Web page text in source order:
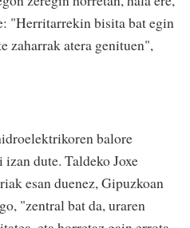
"Herritarrekin bisita bat egin
zaharrak atera genituen",
balore
dute. Taldeko Joxe
esan duenez, Gipuzkoan
"zentral bat da, uraren